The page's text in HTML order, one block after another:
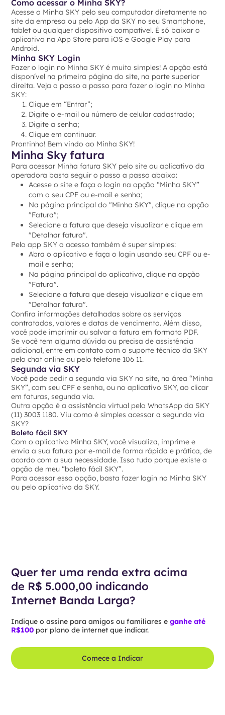
Como acessar o Minha SKY?
Acesse o Minha SKY pelo seu computador diretamente no
site da empresa ou pelo App da SKY no seu Smartphone,
tablet ou qualquer dispositivo compatível. É só baixar o
aplicativo na App Store para iOS e Google Play para
Android.
Minha SKY Login
Fazer o login no Minha SKY é muito simples! A opção está
disponível na primeira página do site, na parte superior
direita. Veja o passo a passo para fazer o login no Minha
SKY:
Clique em “Entrar”;
Digite o e-mail ou número de celular cadastrado;
Digite a senha;
Clique em continuar.
Prontinho! Bem vindo ao Minha SKY!
Minha Sky fatura
Para acessar Minha fatura SKY pelo site ou aplicativo da
operadora basta seguir o passo a passo abaixo:
Acesse o site e faça o login na opção “Minha SKY”
com o seu CPF ou e-mail e senha;
Na página principal do "Minha SKY", clique na opção
"Fatura";
Selecione a fatura que deseja visualizar e clique em
"Detalhar fatura".
Pelo app SKY o acesso também é super simples:
Abra o aplicativo e faça o login usando seu CPF ou e-
mail e senha;
Na página principal do aplicativo, clique na opção
"Fatura".
Selecione a fatura que deseja visualizar e clique em
"Detalhar fatura".
Confira informações detalhadas sobre os serviços
contratados, valores e datas de vencimento. Além disso,
você pode imprimir ou salvar a fatura em formato PDF.
Se você tem alguma dúvida ou precisa de assistência
adicional, entre em contato com o suporte técnico da SKY
pelo chat online ou pelo telefone 106 11.
Segunda via SKY
Você pode pedir a segunda via SKY no site, na área “Minha
SKY”, com seu CPF e senha, ou no aplicativo SKY, ao clicar
em faturas, segunda via.
Outra opção é a assistência virtual pelo WhatsApp da SKY
(11) 3003 1180. Viu como é simples acessar a segunda via
SKY?
Boleto fácil SKY
Com o aplicativo Minha SKY, você visualiza, imprime e
envia a sua fatura por e-mail de forma rápida e prática, de
acordo com a sua necessidade. Isso tudo porque existe a
opção de meu “boleto fácil SKY”.
Para acessar essa opção, basta fazer login no Minha SKY
ou pelo aplicativo da SKY.
Quer ter uma renda extra acima
de R$ 5.000,00 indicando
Internet Banda Larga?
Indique o assine para amigos ou familiares eganhe até
R$100 por plano de internet que indicar.
Comece a Indicar